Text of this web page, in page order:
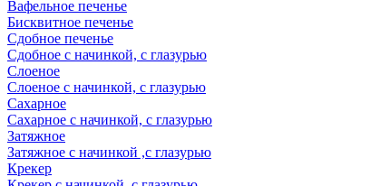
Вафельное печенье
Бисквитное печенье
Сдобное печенье
Сдобное с начинкой, с глазурью
Слоеное
Слоеное с начинкой, с глазурью
Сахарное
Сахарное с начинкой, с глазурью
Затяжное
Затяжное с начинкой ,с глазурью
Крекер